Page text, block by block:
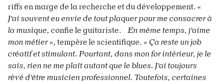
riffs en marge de la recherche et du développement. «
J’ai souvent eu envie de tout plaquer pour me consacrer à
la musique, confie le guitariste. En même temps, j’aime
mon métier », tempère le scientifique. « Ça reste un job
créatif et stimulant. Pourtant, dans mon for intérieur, je le
sais, rien ne me plaît autant que le blues. J’ai toujours
rêvé d’être musicien professionnel. Toutefois, certaines